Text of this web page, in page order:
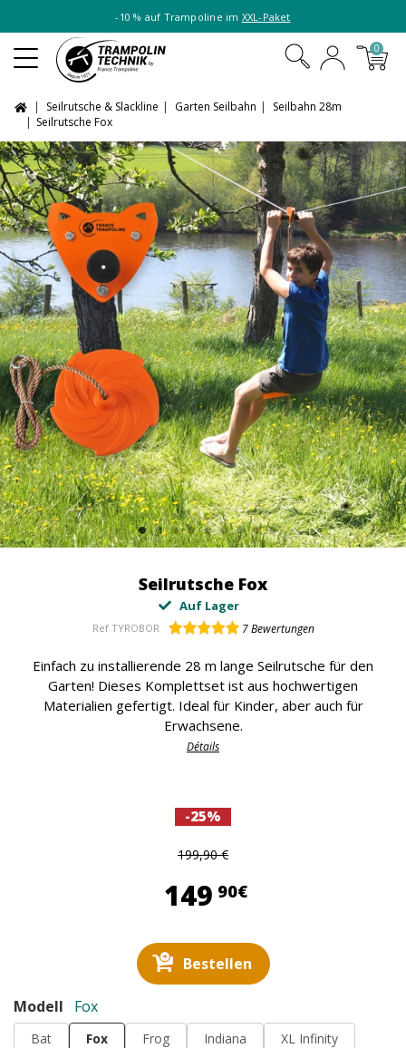
-10 % auf Trampoline im XXL-Paket
0
Seilrutsche & Slackline Garten Seilbahn
Seilbahn 28m
Seilrutsche Fox
Seilrutsche Fox
Auf Lager
Ref TYROBOR 7Bewertungen
Einfach zu installierende 28 m lange Seilrutsche für den
Garten! Dieses Komplettset ist aus hochwertigen
Materialien gefertigt. Ideal für Kinder, aber auch für
Erwachsene.
Détails
-25%
199,90 €
149 90€149,90 €
Bestellen
Modell Fox
Bat Fox Frog Indiana XL Infinity